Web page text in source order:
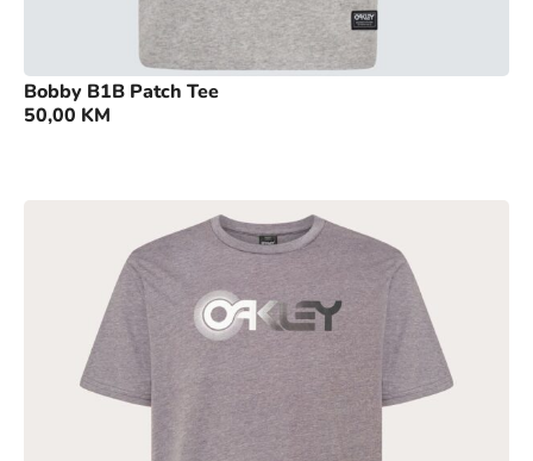
Bobby B1B Patch Tee
50,00 KM